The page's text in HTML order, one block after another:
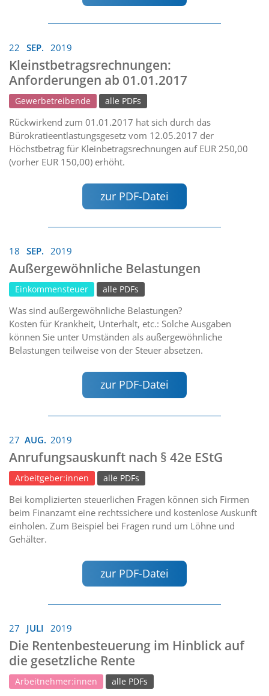
22 SEP. 2019
Kleinstbetragsrechnungen:
Anforderungen ab 01.01.2017
Gewerbetreibende alle PDFs
Rückwirkend zum 01.01.2017 hat sich durch das
Bürokratieentlastungsgesetz vom 12.05.2017 der
Höchstbetrag für Kleinbetragsrechnungen auf EUR 250,00
(vorher EUR 150,00) erhöht.
zur PDF-Datei
18 SEP. 2019
Außergewöhnliche Belastungen
Einkommensteuer alle PDFs
Was sind außergewöhnliche Belastungen?
Kosten für Krankheit, Unterhalt, etc.: Solche Ausgaben
können Sie unter Umständen als außergewöhnliche
Belastungen teilweise von der Steuer absetzen.
zur PDF-Datei
27 AUG. 2019
Anrufungsauskunft nach § 42e EStG
Arbeitgeber:innen alle PDFs
Bei komplizierten steuerlichen Fragen können sich Firmen
beim Finanzamt eine rechtssichere und kostenlose Auskunft
einholen. Zum Beispiel bei Fragen rund um Löhne und
Gehälter.
zur PDF-Datei
27 JULI 2019
Die Rentenbesteuerung im Hinblick auf
die gesetzliche Rente
Arbeitnehmer:innen alle PDFs